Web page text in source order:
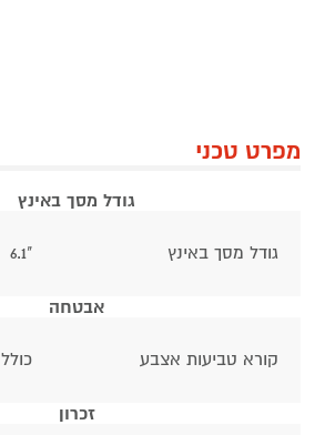
מפרט טכני
גודל מסך באינץ
גודל מסך באינץ "6.1
אבטחה
קורא טביעות אצבע כולל
זכרון